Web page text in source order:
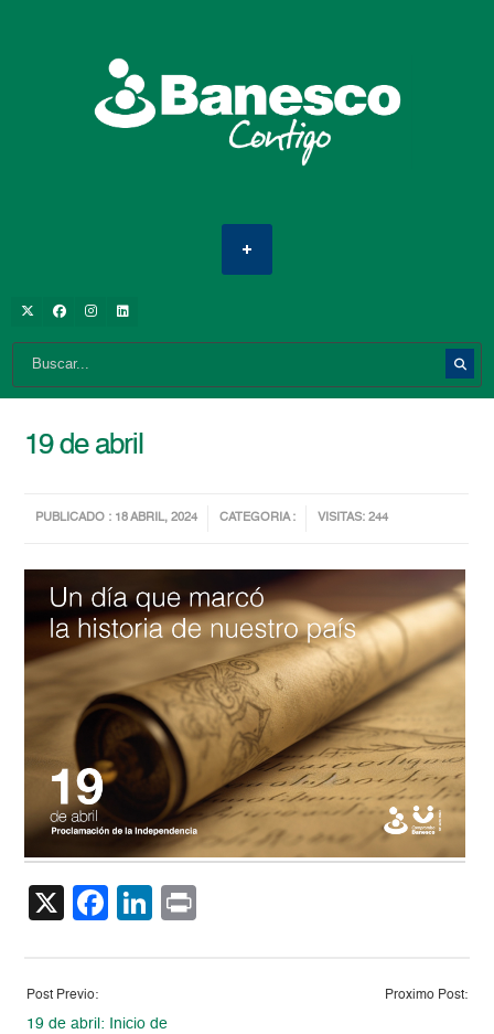
19 de abril
PUBLICADO : 18 ABRIL, 2024 CATEGORIA : VISITAS: 244
X Facebook
LinkedIn
Post Previo:
19 de abril: Inicio de
Proximo Post: